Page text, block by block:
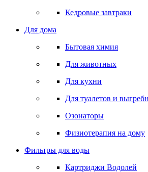
Кедровые завтраки
Для дома
Бытовая химия
Для животных
Для кухни
Для туалетов и
Озонаторы
Физиотерапия на дому
Фильтры для воды
Картриджи Водолей